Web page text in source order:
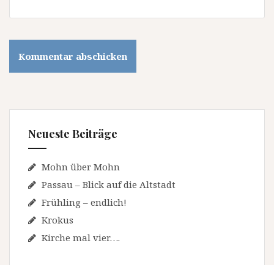
Neueste Beiträge
Mohn über Mohn
Passau – Blick auf die Altstadt
Frühling – endlich!
Krokus
Kirche mal vier….